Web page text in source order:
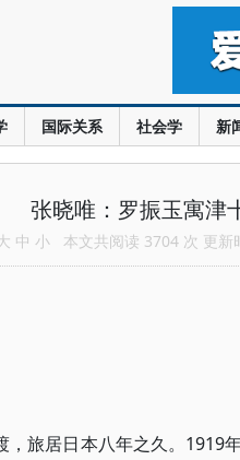
国际关系 社会学 新
张晓唯：罗振玉寓津
中 小 本文共阅读 3704 次 更
旅居日本八年之久。1919